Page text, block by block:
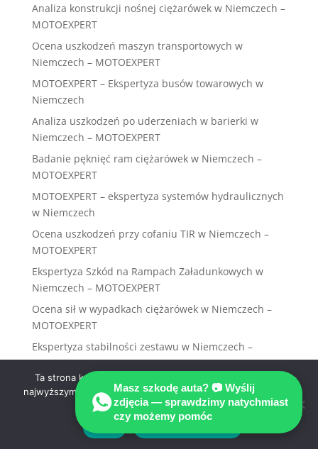
Analiza konstrukcji nośnej ciężarówek w Niemczech –
MOTOEXPERT
Ocena uszkodzeń maszyn transportowych w
Niemczech – MOTOEXPERT
MOTOEXPERT – Ekspertyza busów towarowych w
Niemczech
Analiza uszkodzeń po uderzeniach w barierki w
Niemczech – MOTOEXPERT
Badanie pęknięć ram ciężarówek w Niemczech –
MOTOEXPERT
MOTOEXPERT – ekspertyza systemów hydraulicznych
w Niemczech
Ocena uszkodzeń przy cofaniu TIR w Niemczech –
MOTOEXPERT
Ekspertyza Szkód na Rampach Załadunkowych w
Niemczech – MOTOEXPERT
Ocena sił w wypadkach ciężarówek w Niemczech –
MOTOEXPERT
Ekspertyza stabilności zestawu w Niemczech –
MOTOEXPERT
Ocena stanu sprzęgu siodłowego w Niemczech –
MOTOEXPERT
Ekspertyza ciężarówek po najechaniu w Niemczech –
MOTOEXPERT
Masz szkodę auta? 📷 Wyślij
zdjęcia — sprawdzimy natychmiast
czy możemy pomóc
Ta strona korzysta z ciasteczek aby świadczyć usługi na
najwyższym poziomie. Dalsze korzystanie ze strony oznacza,
że zgadzasz się na ich użycie.